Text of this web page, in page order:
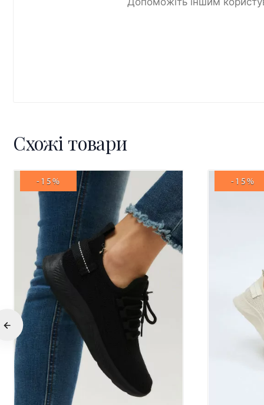
Схожі товари
-15% -15%